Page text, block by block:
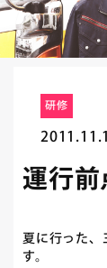
研修
運行
夏に行った、
す。